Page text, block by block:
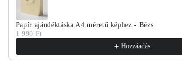
Papír ajándéktáska A4 méretű képhez - Bézs
1 990 Ft
Hozzáadás